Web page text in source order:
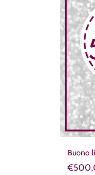
Buono
€